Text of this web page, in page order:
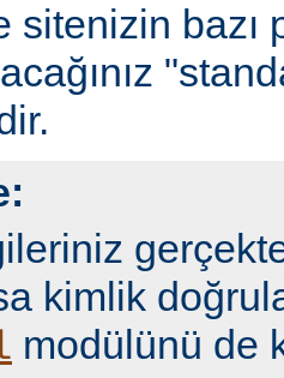
sitenizin bazı
kimlik
modülünü de